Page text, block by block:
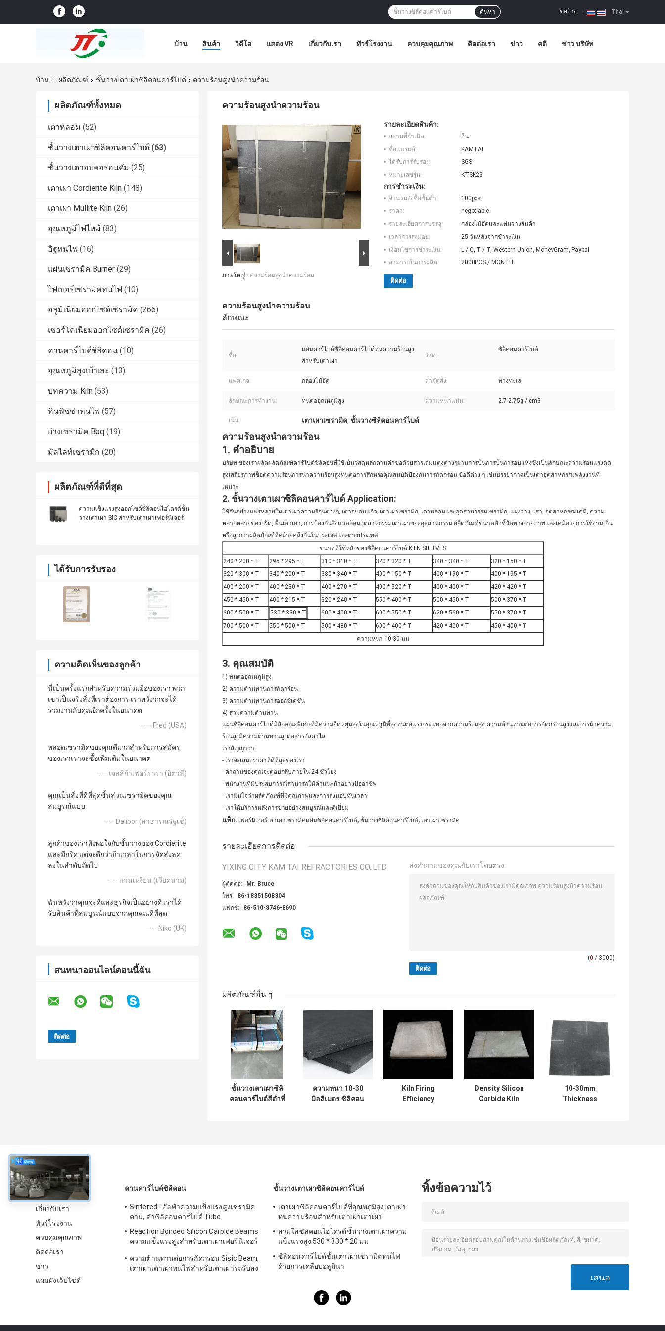
Thai
ขออ้าง
ค้นหา
บ้าน สินค้า วิดีโอ แสดง VR เกี่ยวกับเรา ทัวร์โรงงาน ควบคุมคุณภาพ ติดต่อเรา ข่าว คดี ข่าว บริษัท
บ้าน ผลิตภัณฑ์ ชั้นวางเตาเผาซิลิคอนคาร์ไบด์ ความร้อนสูงนำความร้อน
ผลิตภัณฑ์ทั้งหมด
เตาหลอม (52)
ชั้นวางเตาเผาซิลิคอนคาร์ไบด์ (63)
ชั้นวางเตาอบคอรอนดัม (25)
เตาเผา Cordierite Kiln (148)
เตาเผา Mullite Kiln (26)
อุณหภูมิไฟไหม้ (83)
อิฐทนไฟ (16)
แผ่นเซรามิค Burner (29)
ไฟเบอร์เซรามิคทนไฟ (10)
อลูมิเนียมออกไซด์เซรามิค (266)
เซอร์โคเนียมออกไซด์เซรามิค (26)
คานคาร์ไบด์ซิลิคอน (10)
อุณหภูมิสูงเบ้าเสะ (13)
บทความ Kiln (53)
หินพิซซ่าทนไฟ (57)
ย่างเซรามิค Bbq (19)
มัลไลท์เซรามิก (20)
ผลิตภัณฑ์ที่ดีที่สุด
ความแข็งแรงสูงออกไซด์ซิลิคอนไฮไดรด์ชั้น
วางเตาเผา SIC สำหรับเตาเผาเฟอร์นิเจอร์
ได้รับการรับรอง
ความคิดเห็นของลูกค้า
นี่เป็นครั้งแรกสำหรับความร่วมมือของเรา พวก
เขาเป็นจริงสิ่งที่เราต้องการ เราหวังว่าจะได้
ร่วมงานกับคุณอีกครั้งในอนาคต
—— Fred (USA)
หลอดเซรามิคของคุณดีมากสำหรับการสมัคร
ของเราเราจะซื้อเพิ่มเติมในอนาคต
—— เจสสิก้าเฟอร์รารา (อิตาลี)
คุณเป็นสิ่งที่ดีที่สุดชิ้นส่วนเซรามิคของคุณ
สมบูรณ์แบบ
—— Dalibor (สาธารณรัฐเช็)
ลูกค้าของเราพึงพอใจกับชั้นวางของ Cordierite
และมีกริด แต่จะดีกว่าถ้าเวลาในการจัดส่งลด
ลงในลำดับถัดไป
—— แวนเหงียน (เวียดนาม)
ฉันหวังว่าคุณจะดีและธุรกิจเป็นอย่างดี เราได้
รับสินค้าที่สมบูรณ์แบบจากคุณคุณดีที่สุด
—— Niko (UK)
สนทนาออนไลน์ตอนนี้ฉัน
ความร้อนสูงนำความร้อน
ภาพใหญ่ : ความร้อนสูงนำความร้อน
รายละเอียดสินค้า:
สถานที่กำเนิด:
จีน
ชื่อแบรนด์:
KAMTAI
ได้รับการรับรอง:
SGS
หมายเลขรุ่น:
KTSK23
การชำระเงิน:
จำนวนสั่งซื้อขั้นต่ำ:
100pcs
ราคา:
negotiable
รายละเอียดการบรรจุ:
กล่องไม้อัดและแท่นวางสินค้า
เวลาการส่งมอบ:
25 วันหลังจากชำระเงิน
เงื่อนไขการชำระเงิน:
L / C, T / T, Western Union, MoneyGram, Paypal
สามารถในการผลิต:
2000PCS / MONTH
ติดต่อ
ความร้อนสูงนำความร้อน
ลักษณะ
ชื่อ:
แผ่นคาร์ไบด์ซิลิคอนคาร์ไบด์ทนความร้อนสูง
สำหรับเตาเผา
วัสดุ:
ซิลิคอนคาร์ไบด์
แพคเกจ: กล่องไม้อัด ค่าจัดส่ง: ทางทะเล
ลักษณะการทำงาน: ทนต่ออุณหภูมิสูง ความหนาแน่น: 2.7-2.75g / cm3
เน้น: เตาเผาเซรามิค, ชั้นวางซิลิคอนคาร์ไบด์
ความร้อนสูงนำความร้อน
1. คำอธิบาย
บริษัท ของเราผลิตผลิตภัณฑ์คาร์ไบด์ซิลิคอนที่ใช้เป็นวัสดุหลักตามคำขอด้วยสารเติมแต่งต่างๆผ่านการปั้นการปั้นการอบแห้งซึ่งเป็นลักษณะความร้อนแรงดัด
สูงเสถียรภาพช็อตความร้อนการนำความร้อนสูงทนต่อการสึกหรอคุณสมบัติป้องกันการกัดกร่อน ข้อดีต่าง ๆ เช่นบรรยากาศเป็นเตาอุตสาหกรรมพลังงานที่
เหมาะ
2. ชั้นวางเตาเผาซิลิคอนคาร์ไบด์ Application:
ใช้กันอย่างแพร่หลายในเตาเผาความร้อนต่างๆ, เตาอบอบแก้ว, เตาเผาเซรามิก, เตาหลอมและอุตสาหกรรมเซรามิก, แผงวาง, เสา, อุตสาหกรรมเคมี, ความ
หลากหลายของกริด, พื้นเตาเผา, การป้องกันสิ่งแวดล้อมอุตสาหกรรมเตาเผาขยะอุตสาหกรรม ผลิตภัณฑ์ขนาดตัวชี้วัดทางกายภาพและเคมีอายุการใช้งานเกิน
หรือสูงกว่าผลิตภัณฑ์ที่คล้ายคลึงกันในประเทศและต่างประเทศ
ขนาดที่ใช้หลักของซิลิคอนคาร์ไบด์ KILN SHELVES
240 * 200 * T
295 * 295 * T 310 * 310 * T 320 * 320 * T 340 * 340 * T
320 * 150 * T
320 * 300 * T
340 * 200 * T 380 * 340 * T 400 * 150 * T 400 * 190 * T
400 * 195 * T
400 * 200 * T
400 * 230 * T 400 * 270 * T 400 * 320 * T 400 * 400 * T
420 * 420 * T
450 * 450 * T
400 * 215 * T 320 * 240 * T 550 * 400 * T 500 * 450 * T
500 * 370 * T
600 * 500 * T
530 * 330 * T 600 * 400 * T 600 * 550 * T 620 * 560 * T
550 * 370 * T
700 * 500 * T
550 * 500 * T 500 * 480 * T 600 * 400 * T 420 * 400 * T
450 * 400 * T
ความหนา 10-30 มม
3. คุณสมบัติ
1) ทนต่ออุณหภูมิสูง
2) ความต้านทานการกัดกร่อน
3) ความต้านทานการออกซิเดชั่น
4) สวมความต้านทาน
แผ่นซิลิคอนคาร์ไบด์มีลักษณะพิเศษที่มีความยืดหยุ่นสูงในอุณหภูมิที่สูงทนต่อแรงกระแทกจากความร้อนสูง ความต้านทานต่อการกัดกร่อนสูงและการนำความ
ร้อนสูงมีความต้านทานสูงต่อสารอัลคาไล
เราสัญญาว่า:
- เราจะเสนอราคาที่ดีที่สุดของเรา
- คำถามของคุณจะตอบกลับภายใน 24 ชั่วโมง
- พนักงานที่มีประสบการณ์สามารถให้คำแนะนำอย่างมืออาชีพ
- เรามั่นใจว่าผลิตภัณฑ์ที่มีคุณภาพและการส่งมอบทันเวลา
- เราให้บริการหลังการขายอย่างสมบูรณ์และดีเยี่ยม
แท็ก: เฟอร์นิเจอร์เตาเผาเซรามิคแผ่นซิลิคอนคาร์ไบด์, ชั้นวางซิลิคอนคาร์ไบด์, เตาเผาเซรามิค
รายละเอียดการติดต่อ
YIXING CITY KAM TAI REFRACTORIES CO.,LTD
ผู้ติดต่อ:
Mr. Bruce
โทร:
86-18351508304
แฟกซ์:
86-510-8746-8690
ส่งคำถามของคุณกับเราโดยตรง
(0 / 3000)
ผลิตภัณฑ์อื่น ๆ
ชั้นวางเตาเผาซิลิ
คอนคาร์ไบด์สีดำที่
ความหนา 10-30
มิลลิเมตร ซิลิคอน
Kiln Firing
Efficiency
Density Silicon
Carbide Kiln
10-30mm
Thickness
เกี่ยวกับ
เกี่ยวกับเรา
ทัวร์โรงงาน
ควบคุมคุณภาพ
ติดต่อเรา
ข่าว
แผนผังเว็บไซต์
คานคาร์ไบด์ซิลิคอน
Sintered - อัลฟ่าความแข็งแรงสูงเซรามิค
คาน, ดำซิลิคอนคาร์ไบด์ Tube
Reaction Bonded Silicon Carbide Beams
ความแข็งแรงสูงสำหรับเตาเผาเฟอร์นิเจอร์
ความต้านทานต่อการกัดกร่อน Sisic Beam,
เตาเผาเตาเผาทนไฟสำหรับเตาเผารถรับส่ง
ชั้นวางเตาเผาซิลิคอนคาร์ไบด์
เตาเผาซิลิคอนคาร์ไบด์ที่อุณหภูมิสูงเตาเผา
ทนความร้อนสำหรับเตาเผาเตาเผา
สวมใส่ซิลิคอนไฮไดรด์ชั้นวางเตาเผาความ
แข็งแรงสูง 530 * 330 * 20 มม
ซิลิคอนคาร์ไบด์ชั้นเตาเผาเซรามิคทนไฟ
ด้วยการเคลือบอลูมินา
ทิ้งข้อความไว้